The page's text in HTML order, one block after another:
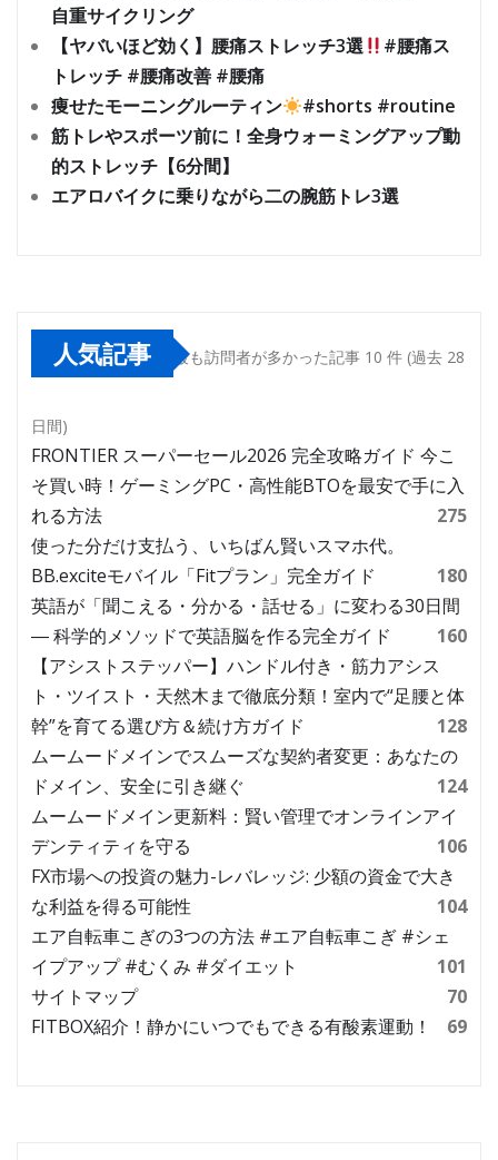
自重サイクリング
【ヤバいほど効く】腰痛ストレッチ3選
#腰痛ス
トレッチ #腰痛改善 #腰痛
痩せたモーニングルーティン
#shorts #routine
筋トレやスポーツ前に！全身ウォーミングアップ動
的ストレッチ【6分間】
エアロバイクに乗りながら二の腕筋トレ3選
人気記事 最も訪問者が多かった記事 10 件 (過去 28
日間)
FRONTIER スーパーセール2026 完全攻略ガイド 今こ
そ買い時！ゲーミングPC・高性能BTOを最安で手に入
れる方法
275
使った分だけ支払う、いちばん賢いスマホ代。
BB.exciteモバイル「Fitプラン」完全ガイド
180
英語が「聞こえる・分かる・話せる」に変わる30日間
― 科学的メソッドで英語脳を作る完全ガイド
160
【アシストステッパー】ハンドル付き・筋力アシス
ト・ツイスト・天然木まで徹底分類！室内で“足腰と体
幹”を育てる選び方＆続け方ガイド
128
ムームードメインでスムーズな契約者変更：あなたの
ドメイン、安全に引き継ぐ
124
ムームードメイン更新料：賢い管理でオンラインアイ
デンティティを守る
106
FX市場への投資の魅力-レバレッジ: 少額の資金で大き
な利益を得る可能性
104
エア自転車こぎの3つの方法 #エア自転車こぎ #シェ
イプアップ #むくみ #ダイエット
101
サイトマップ
70
FITBOX紹介！静かにいつでもできる有酸素運動！
69